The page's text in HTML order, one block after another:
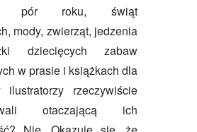
pór roku, świąt
mody, zwierząt, jedzenia
dziecięcych zabaw
w prasie i książkach dla
rzeczywiście
otaczającą ich